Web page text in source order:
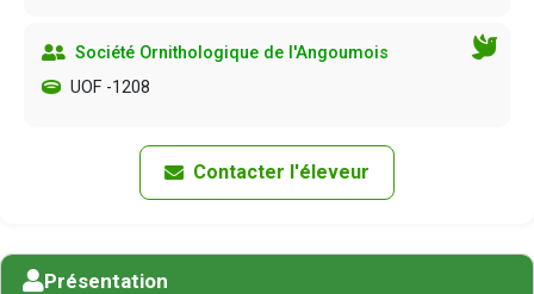
Société Ornithologique de l'Angoumois
UOF -1208
Contacter l'éleveur
Présentation